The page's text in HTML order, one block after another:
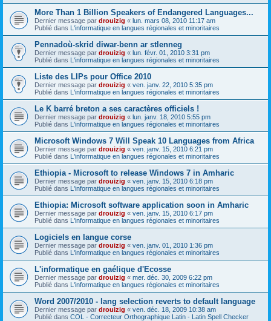
More Than 1 Billion Speakers of Endangered Languages...
Dernier message par drouizig « lun. mars 08, 2010 11:17 am
Publié dans L'informatique en langues régionales et minoritaires
Pennadoù-skrid diwar-benn ar stlenneg
Dernier message par drouizig « lun. févr. 01, 2010 3:31 pm
Publié dans L'informatique en langues régionales et minoritaires
Liste des LIPs pour Office 2010
Dernier message par drouizig « ven. janv. 22, 2010 5:35 pm
Publié dans L'informatique en langues régionales et minoritaires
Le K barré breton a ses caractères officiels !
Dernier message par drouizig « lun. janv. 18, 2010 5:55 pm
Publié dans L'informatique en langues régionales et minoritaires
Microsoft Windows 7 Will Speak 10 Languages from Africa
Dernier message par drouizig « ven. janv. 15, 2010 6:21 pm
Publié dans L'informatique en langues régionales et minoritaires
Ethiopia - Microsoft to release Windows 7 in Amharic
Dernier message par drouizig « ven. janv. 15, 2010 6:18 pm
Publié dans L'informatique en langues régionales et minoritaires
Ethiopia: Microsoft software application soon in Amharic
Dernier message par drouizig « ven. janv. 15, 2010 6:17 pm
Publié dans L'informatique en langues régionales et minoritaires
Logiciels en langue corse
Dernier message par drouizig « ven. janv. 01, 2010 1:36 pm
Publié dans L'informatique en langues régionales et minoritaires
L'informatique en gaélique d'Ecosse
Dernier message par drouizig « mer. déc. 30, 2009 6:22 pm
Publié dans L'informatique en langues régionales et minoritaires
Word 2007/2010 - lang selection reverts to default language
Dernier message par drouizig « ven. déc. 18, 2009 10:38 am
Publié dans COL - Correcteur Orthographique Latin - Latin Spell Checker